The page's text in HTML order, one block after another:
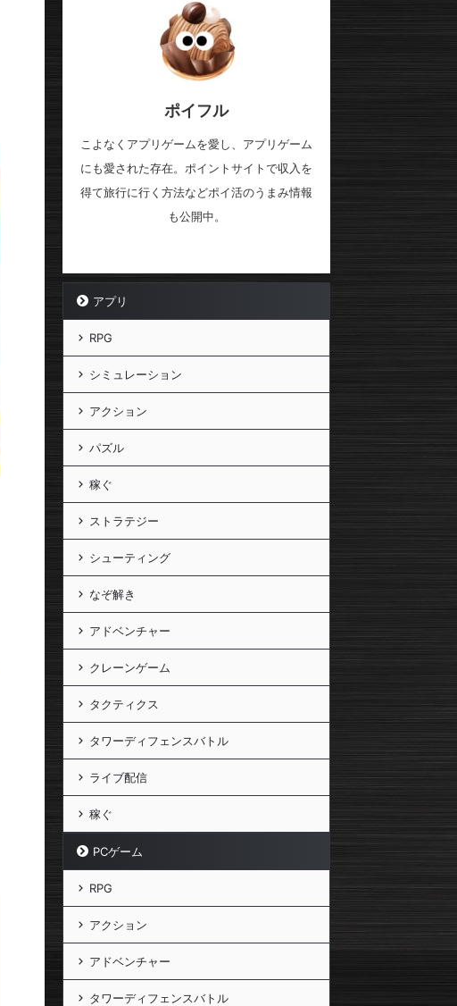
ポイフル
こよなくアプリゲームを愛し、アプリゲーム
にも愛された存在。ポイントサイトで収入を
得て旅行に行く方法などポイ活のうまみ情報
も公開中。
アプリ
RPG
シミュレーション
アクション
パズル
稼ぐ
ストラテジー
シューティング
なぞ解き
アドベンチャー
クレーンゲーム
タクティクス
タワーディフェンスバトル
ライブ配信
稼ぐ
PCゲーム
RPG
アクション
アドベンチャー
タワーディフェンスバトル